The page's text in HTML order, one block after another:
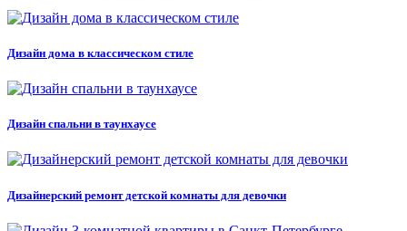
Дизайн дома в классическом стиле
Дизайн спальни в таунхаусе
Дизайнерский ремонт детской комнаты для девочки